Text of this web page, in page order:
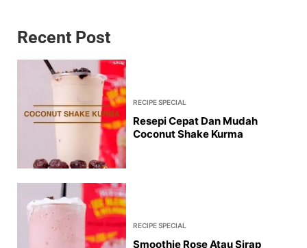
Recent Post
RECIPE SPECIAL
Resepi Cepat Dan Mudah
Coconut Shake Kurma
RECIPE SPECIAL
Smoothie Rose Atau Sirap